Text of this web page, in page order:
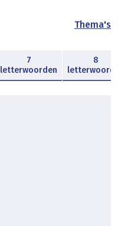
Thema's
7
letterwoorden
8